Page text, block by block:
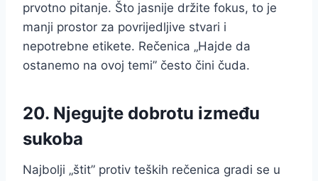
prvotno pitanje. Što jasnije držite fokus, to je
manji prostor za povrijedljive stvari i
nepotrebne etikete. Rečenica „Hajde da
ostanemo na ovoj temi” često čini čuda.
20. Njegujte dobrotu između
sukoba
Najbolji „štit” protiv teških rečenica gradi se u